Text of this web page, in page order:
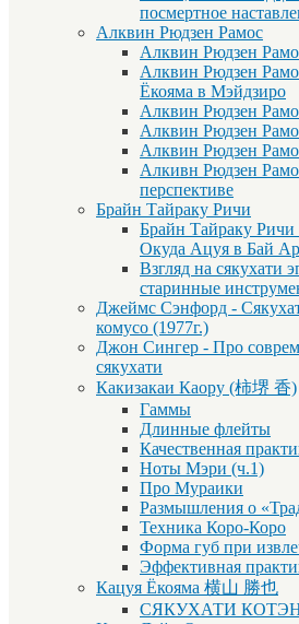
посмертное
Алквин Рюдзен Рамос
Алквин Рюдзен
Алквин Рюдзен
Ёкояма в Мэйдзиро
Алквин Рюдзен
Алквин Рюдзен
Алквин Рюдзен
Алкивн Рюдзен
перспективе
Брайн Тайраку Ричи
Брайн Тайраку
Окуда Ацуя в Бай
Взгляд на сякухати
старинные
Джеймс Сэнфорд -
комусо (1977г.)
Джон Сингер - Про
сякухати
Какизакаи Каору (柿堺 香)
Гаммы
Длинные флейты
Качественная
Ноты Мэри (ч.1)
Про Мураики
Размышления о
Техника Коро-Коро
Форма губ при
Эффективная
Кацуя Ёкояма 横山 勝也
СЯКУХАТИ